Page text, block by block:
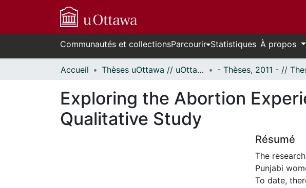
Communautés et collectionsParcourir Statistiques À propos
Accueil Thèses uOttawa // uOttawa Theses
Exploring the Abortion
Qualitative Study
Résumé
The
Punjabi
To date,